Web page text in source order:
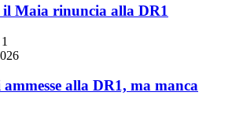
Maia rinuncia alla DR1
alla DR1, ma manca